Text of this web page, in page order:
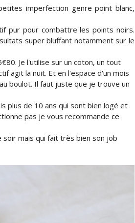
imperfection genre point blanc,
pur pour combattre les points noirs.
super bluffant notamment sur le
Je l'utilise sur un coton, un tout
agit la nuit. Et en l'espace d'un mois
boulot. Il faut juste que je trouve un
plus de 10 ans qui sont bien logé et
pas je vous recommande ce
soir mais qui fait très bien son job